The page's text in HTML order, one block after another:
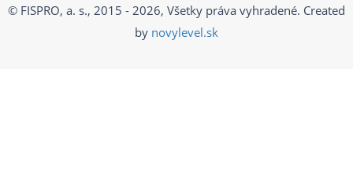
© FISPRO, a. s., 2015 - 2026, Všetky práva vyhradené. Created
by novylevel.sk